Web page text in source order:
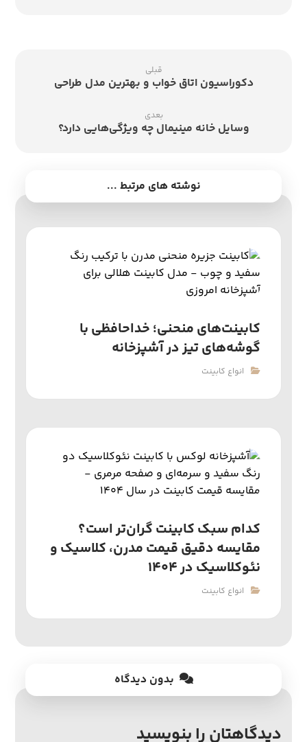
قبلی
دکوراسیون اتاق خواب و بهترین مدل طراحی
بعدی
وسایل خانه مینیمال چه ویژگی‌هایی دارد؟
نوشته های مرتبط ...
کابینت‌های منحنی؛ خداحافظی با
گوشه‌های تیز در آشپزخانه
انواع کابینت
کدام سبک کابینت گران‌تر است؟
مقایسه دقیق قیمت مدرن، کلاسیک و
نئوکلاسیک در ۱۴۰۴
انواع کابینت
بدون دیدگاه
دیدگاهتان را بنویسید